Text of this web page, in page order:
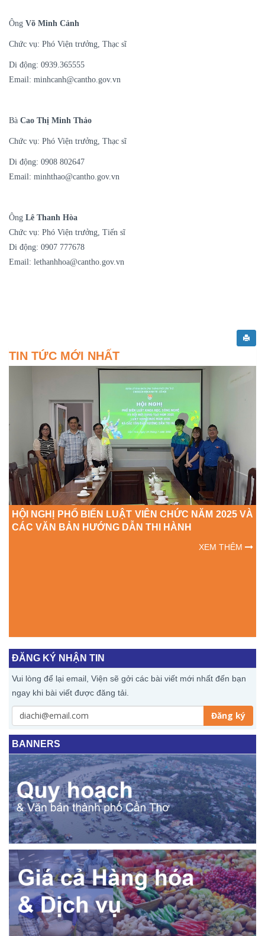
Ông Võ Minh Cảnh
Chức vụ: Phó Viện trưởng, Thạc sĩ
Di động: 0939.365555
Email: minhcanh@cantho.gov.vn
Bà Cao Thị Minh Thảo
Chức vụ: Phó Viện trưởng, Thạc sĩ
Di động: 0908 802647
Email: minhthao@cantho.gov.vn
Ông Lê Thanh Hòa
Chức vụ: Phó Viện trưởng, Tiến sĩ
Di động: 0907 777678
Email: lethanhhoa@cantho.gov.vn
TIN TỨC MỚI NHẤT
HỘI NGHỊ PHỔ BIẾN LUẬT VIÊN CHỨC NĂM 2025 VÀ
CÁC VĂN BẢN HƯỚNG DẪN THI HÀNH
XEM THÊM
ĐĂNG KÝ NHẬN TIN
Vui lòng để lại email, Viện sẽ gởi các bài viết mới nhất đến bạn
ngay khi bài viết được đăng tải.
Đăng ký
BANNERS